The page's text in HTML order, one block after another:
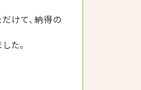
けて、納得の
た。